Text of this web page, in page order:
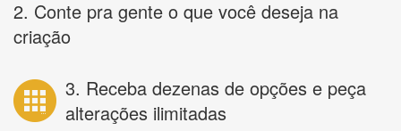
2. Conte pra gente o que você deseja na
criação
3. Receba dezenas de opções e peça
alterações ilimitadas